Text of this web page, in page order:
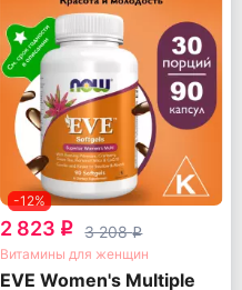
-12%
2 823 q 3 208q
Витамины для женщин
EVE Women's Multiple